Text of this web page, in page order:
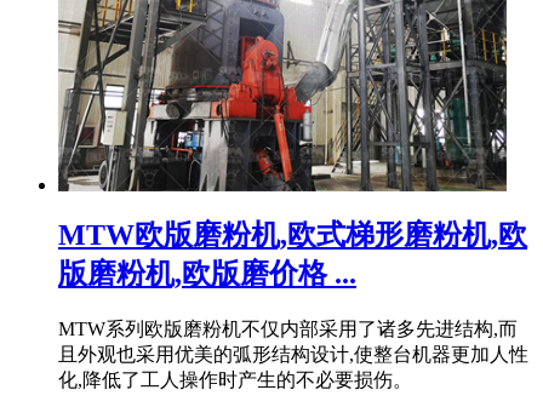
MTW欧版磨粉机,欧式梯形磨粉机,欧
版磨粉机,欧版磨价格 ...
MTW系列欧版磨粉机不仅内部采用了诸多先进结构,而
且外观也采用优美的弧形结构设计,使整台机器更加人性
化,降低了工人操作时产生的不必要损伤。